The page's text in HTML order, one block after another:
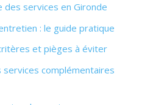
des services en Gironde
: le guide pratique
et pièges à éviter
services complémentaires